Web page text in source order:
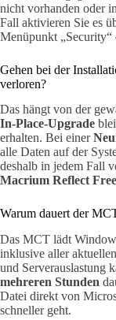
nicht vorhanden oder
Fall aktivieren Sie es
Menüpunkt „Security“
Gehen bei der
verloren?
Das hängt von der
In-Place-Upgrade
erhalten. Bei einer
alle Daten auf der
deshalb in jedem Fall
Macrium Reflect Free
Warum dauert der
Das MCT lädt
inklusive aller
und Serverauslastung
mehreren Stunden
Datei direkt von
schneller geht.